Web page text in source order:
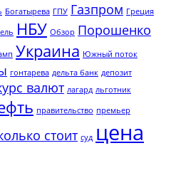
Богатырева ГПУ Газпром Греция
НБУ Обзор Порошенко
Украина Южный поток
гонтарева дельта банк депозит
валют лагард льготник
правительство премьер
стоит суд цена